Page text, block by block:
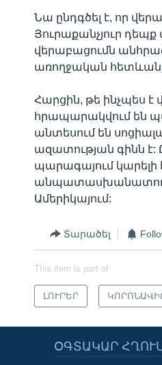
Նա ընդգծել է, որ
Յուրաքանչյուր
վերաբացումն
առողջական
Հարցին, թե ինչպես է
հրապարակվում են
անտեսում են
ազատության գինն
պարագայում կարելի
անպատասխանատու
Ամերիկայում:
Տարածել
This item is part of
ԼՈՒՐԵՐ
ՕԳՏԱԿԱՐ